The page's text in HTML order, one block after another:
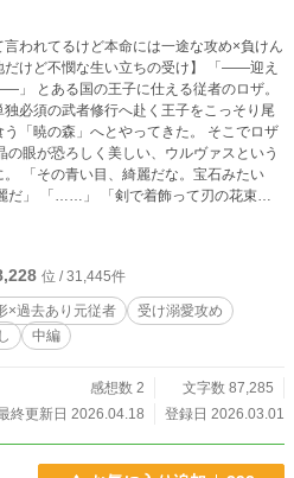
言われてるけど本命には一途な攻め×負けん
ど不憫な生い立ちの受け】 「――迎え
のロザ。
必須の武者修行へ赴く王子をこっそり尾
「暁の森」へとやってきた。 そこでロザ
の眼が恐ろしく美しい、ウルヴァスという
たい
だ」 「……」 「剣で着飾って刃の花束を
似合うだろう。俺の花嫁に相応しい」
間にわかった。ロザ
▲表紙は素材をお借りして
ッ🫸🫷様(pixiv:ID 27421583)▲
位 / 31,445件
×過去あり元従者
受け溺愛攻め
中編
感想数 2
文字数 87,285
終更新日 2026.04.18
登録日 2026.03.01